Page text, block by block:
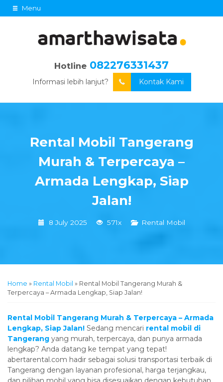
Menu
Hotline 082276331437
Informasi lebih lanjut? Kontak Kami
Rental Mobil Tangerang
Murah & Terpercaya –
Armada Lengkap, Siap
Jalan!
8 July 2025 571x Rental Mobil
Home » Rental Mobil » Rental Mobil Tangerang Murah &
Terpercaya – Armada Lengkap, Siap Jalan!
Rental Mobil Tangerang Murah & Terpercaya – Armada
Lengkap, Siap Jalan! Sedang mencari rental mobil di
Tangerang yang murah, terpercaya, dan punya armada
lengkap? Anda datang ke tempat yang tepat!
abertarental.com hadir sebagai solusi transportasi terbaik di
Tangerang dengan layanan profesional, harga terjangkau,